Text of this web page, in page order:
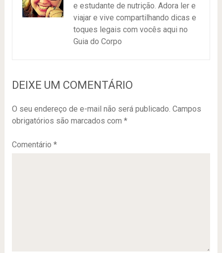
e estudante de nutrição. Adora ler e
viajar e vive compartilhando dicas e
toques legais com vocês aqui no
Guia do Corpo
DEIXE UM COMENTÁRIO
O seu endereço de e-mail não será publicado. Campos
obrigatórios são marcados com *
Comentário *